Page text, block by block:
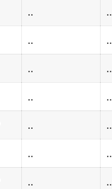
.. ..
.. ..
.. ..
.. ..
.. ..
.. ..
.. ..